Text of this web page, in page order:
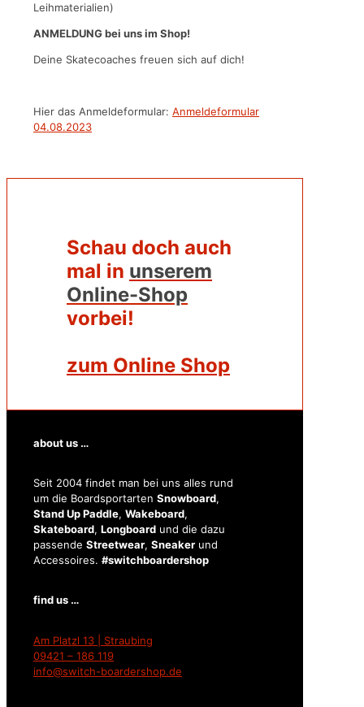
Leihmaterialien)
ANMELDUNG bei uns im Shop!
Deine Skatecoaches freuen sich auf dich!
Hier das Anmeldeformular: Anmeldeformular
04.08.2023
Schau doch auch
mal in unserem
Online-Shop
vorbei!
zum Online Shop
about us …
Seit 2004 findet man bei uns alles rund
um die Boardsportarten Snowboard,
Stand Up Paddle, Wakeboard,
Skateboard, Longboard und die dazu
passende Streetwear, Sneaker und
Accessoires. #switchboardershop
find us …
Am Platzl 13 | Straubing
09421 – 186 119
info@switch-boardershop.de